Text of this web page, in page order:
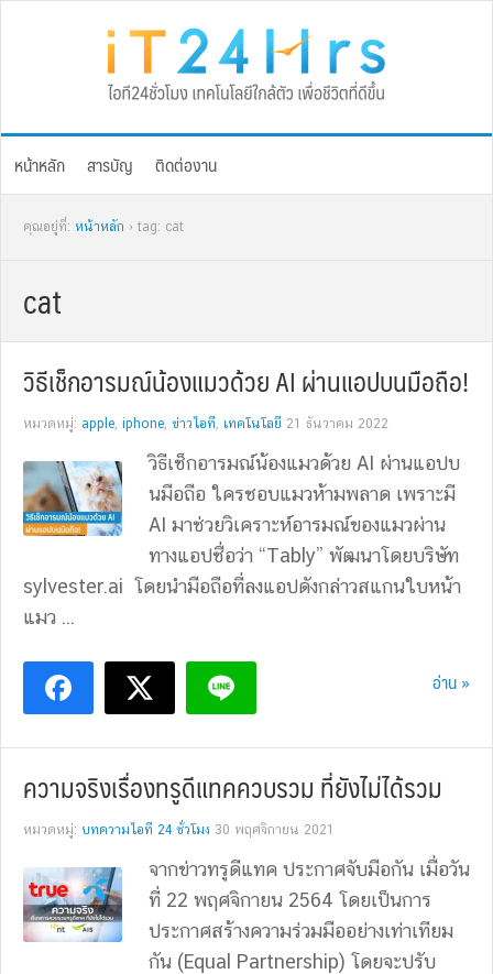
หน้าหลัก สารบัญ ติดต่องาน
คุณอยู่ที่: หน้าหลัก › tag: cat
cat
วิธีเช็กอารมณ์น้องแมวด้วย AI ผ่านแอปบนมือถือ!
หมวดหมู่: apple, iphone, ข่าวไอที, เทคโนโลยี 21 ธันวาคม 2022
วิธีเช็กอารมณ์น้องแมวด้วย AI ผ่านแอปบ
นมือถือ ใครชอบแมวห้ามพลาด เพราะมี
AI มาช่วยวิเคราะห์อารมณ์ของแมวผ่าน
ทางแอปชื่อว่า “Tably” พัฒนาโดยบริษัท
sylvester.ai โดยนำมือถือที่ลงแอปดังกล่าวสแกนใบหน้า
แมว ...
อ่าน »
ความจริงเรื่องทรูดีแทคควบรวม ที่ยังไม่ได้รวม
หมวดหมู่: บทความไอที 24 ชั่วโมง 30 พฤศจิกายน 2021
จากข่าวทรูดีแทค ประกาศจับมือกัน เมื่อวัน
ที่ 22 พฤศจิกายน 2564 โดยเป็นการ
ประกาศสร้างความร่วมมืออย่างเท่าเทียม
กัน (Equal Partnership) โดยจะปรับ